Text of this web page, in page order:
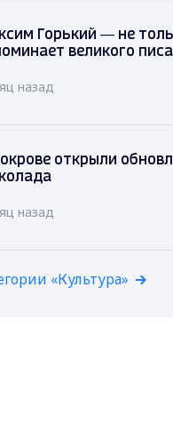
Горький — не
великого
назад
открыли
назад
«Культура»